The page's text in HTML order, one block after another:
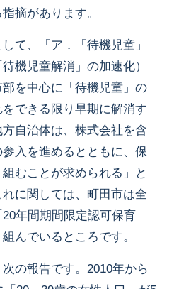
摘があります。
て、「ア．「待機児童」
機児童解消」の加速化）
を中心に「待機児童」の
できる限り早期に解消す
自治体は、株式会社を含
入を進めるとともに、保
むことが求められる」と
に関しては、町田市は全
年間期間限定認可保育
んでいるところです。
の報告です。2010年から